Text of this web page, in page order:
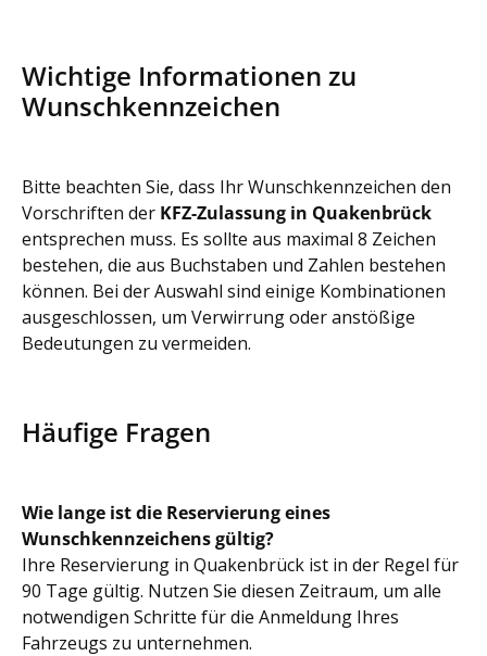
Wichtige Informationen zu
Wunschkennzeichen
Bitte beachten Sie, dass Ihr Wunschkennzeichen den
Vorschriften der KFZ-Zulassung in Quakenbrück
entsprechen muss. Es sollte aus maximal 8 Zeichen
bestehen, die aus Buchstaben und Zahlen bestehen
können. Bei der Auswahl sind einige Kombinationen
ausgeschlossen, um Verwirrung oder anstößige
Bedeutungen zu vermeiden.
Häufige Fragen
Wie lange ist die Reservierung eines
Wunschkennzeichens gültig?
Ihre Reservierung in Quakenbrück ist in der Regel für
90 Tage gültig. Nutzen Sie diesen Zeitraum, um alle
notwendigen Schritte für die Anmeldung Ihres
Fahrzeugs zu unternehmen.